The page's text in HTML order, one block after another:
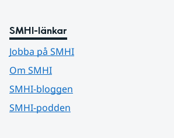
SMHI-länkar
Jobba på SMHI
Om SMHI
SMHI-bloggen
SMHI-podden